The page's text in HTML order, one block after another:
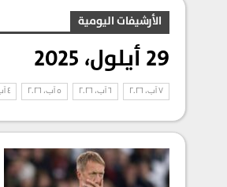
الأرشيفات اليومية
29 أيلول، 2025
7 آب، 2026 6 آب، 2026 5 آب، 2026 4 آب، 2026